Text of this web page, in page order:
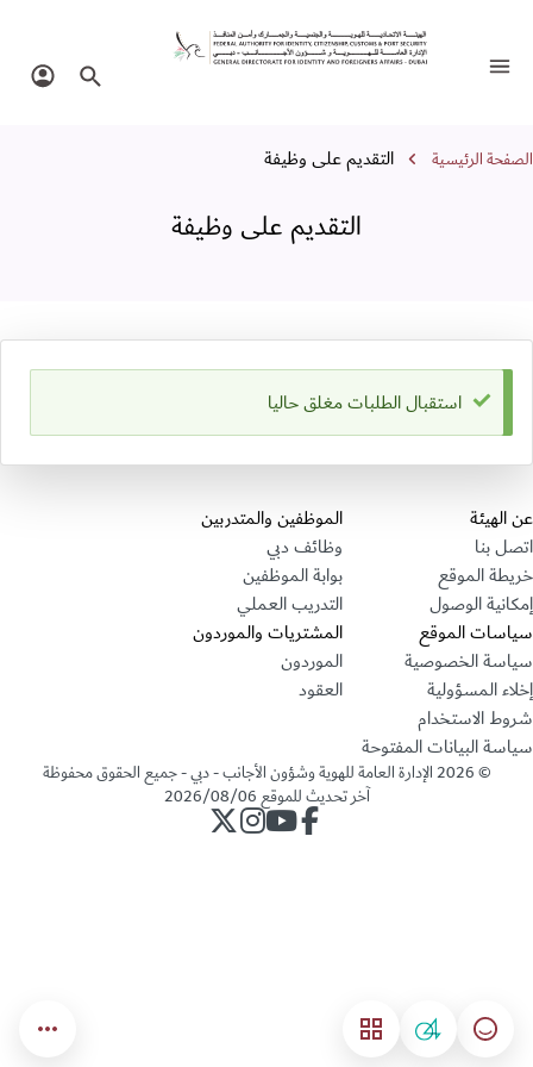
التقديم على وظيفة
تبديل التنقل البحث في
مسار التنقل
الصفحة الرئيسية التقديم على وظيفة
التقديم على وظيفة
رسالة الحالة
استقبال الطلبات مغلق حاليا
قسم التذييل
عن الهيئة
اتصل بنا
خريطة الموقع
إمكانية الوصول
الموظفين والمتدربين
وظائف دبي
بوابة الموظفين
التدريب العملي
سياسات الموقع
سياسة الخصوصية
إخلاء المسؤولية
شروط الاستخدام
سياسة البيانات المفتوحة
المشتريات والموردون
الموردون
العقود
©
2026الإدارة العامة للهوية وشؤون الأجانب - دبي - جميع الحقوق محفوظة
آخر تحديث للموقع2026/08/06
حساب الإدارة على فيسبوك
حساب الإدارة على يوتيوب
حساب الإدارة على انستجرام
حساب الإدارة على تويتر
مؤشر السعادة
04 القائمة